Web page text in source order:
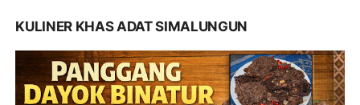
KULINER KHAS ADAT SIMALUNGUN